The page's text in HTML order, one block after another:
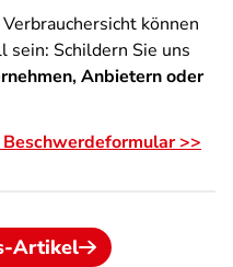
können
sein: Schildern Sie uns
Anbietern oder
>>
Artikel